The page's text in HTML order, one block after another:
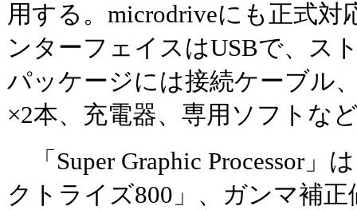
用する。microdriveにも正式対
ンターフェイスはUSBで、ス
パッケージには接続ケーブル
×2本、充電器、専用ソフトな
「Super Graphic Processor」
クトライズ800」、ガンマ補